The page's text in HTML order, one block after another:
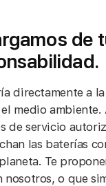
de
directamente a la
medio
de servicio
las baterías
Te
o que